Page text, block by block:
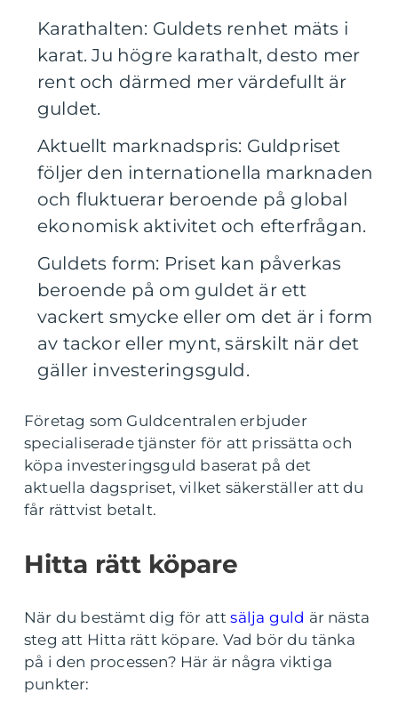
Karathalten: Guldets renhet mäts i
karat. Ju högre karathalt, desto mer
rent och därmed mer värdefullt är
guldet.
Aktuellt marknadspris: Guldpriset
följer den internationella marknaden
och fluktuerar beroende på global
ekonomisk aktivitet och efterfrågan.
Guldets form: Priset kan påverkas
beroende på om guldet är ett
vackert smycke eller om det är i form
av tackor eller mynt, särskilt när det
gäller investeringsguld.
Företag som Guldcentralen erbjuder
specialiserade tjänster för att prissätta och
köpa investeringsguld baserat på det
aktuella dagspriset, vilket säkerställer att du
får rättvist betalt.
Hitta rätt köpare
När du bestämt dig för attsälja guld är nästa
steg att Hitta rätt köpare. Vad bör du tänka
på i den processen? Här är några viktiga
punkter: